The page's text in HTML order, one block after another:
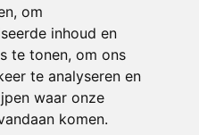
om
inhoud en
te tonen, om ons
te analyseren en
waar onze
komen.